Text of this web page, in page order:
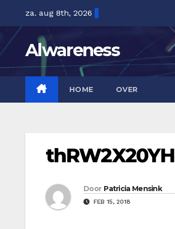
inhoud
za. aug 8th, 2026
Alwareness
HOME OVER
thRW2X20YH
Door Patricia Mensink
FEB 15, 2018